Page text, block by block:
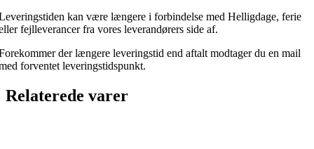
kan være længere i forbindelse med Helligdage, ferie
fejlleverancer fra vores leverandørers side af.
der længere leveringstid end aftalt modtager du en mail
forventet leveringstidspunkt.
Relaterede varer